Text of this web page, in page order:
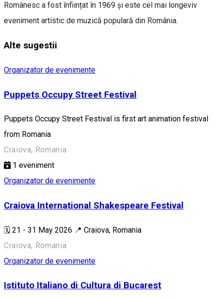
Românesc a fost înființat în 1969 și este cel mai longeviv
eveniment artistic de muzică populară din România.
Alte sugestii
Organizator de evenimente
Puppets Occupy Street Festival
Puppets Occupy Street Festival is first art animation festival
from Romania
Craiova, Romania
1 eveniment
Organizator de evenimente
Craiova International Shakespeare Festival
🗓️ 21 - 31 May 2026 📍 Craiova, Romania
Craiova, Romania
Organizator de evenimente
Istituto Italiano di Cultura di Bucarest